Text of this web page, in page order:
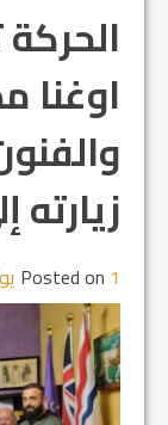
اوغنا
زيارته
Posted on 1 يوليو, 2024